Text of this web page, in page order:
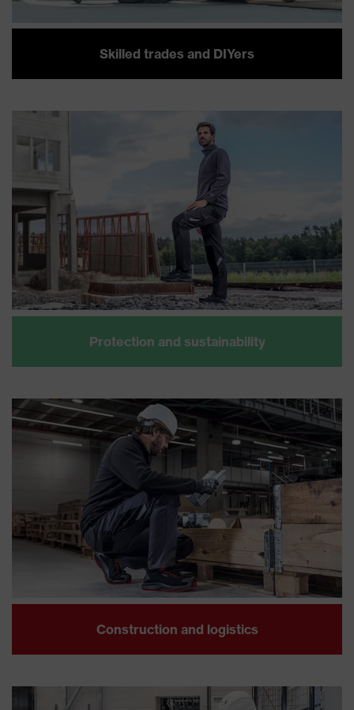
Skilled trades and DIYers
Protection and sustainability
Construction and logistics